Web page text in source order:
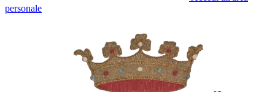
personale